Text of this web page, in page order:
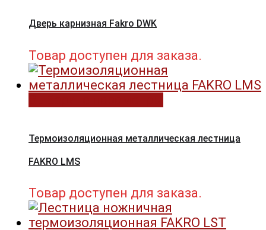
Дверь карнизная Fakro DWK
Товар доступен для заказа.
Термоизоляционная металлическая лестница
FAKRO LMS
Товар доступен для заказа.